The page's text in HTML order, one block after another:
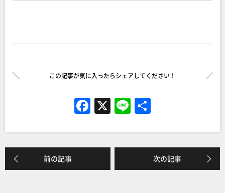
この記事が気に入ったらシェアしてください！
F
a
c
e
b
X Li
n
e
前の記事 次の記事